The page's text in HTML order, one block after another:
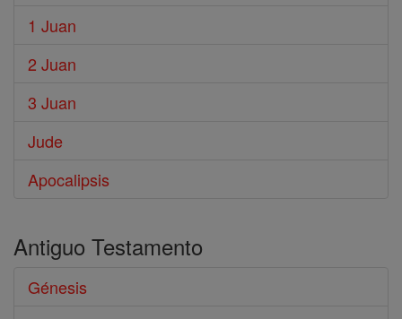
1 Juan
2 Juan
3 Juan
Jude
Apocalipsis
Antiguo Testamento
Génesis